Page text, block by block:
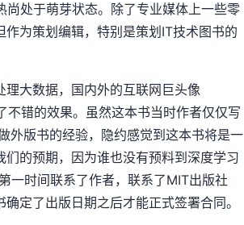
尚处于萌芽状态。除了专业媒体上一些零
为策划编辑，特别是策划IT技术图书的
大数据，国内外的互联网巨头像
错的效果。虽然这本书当时作者仅仅写
外版书的经验，隐约感觉到这本书将是一
的预期，因为谁也没有预料到深度学习
一时间联系了作者，联系了MIT出版社
定了出版日期之后才能正式签署合同。